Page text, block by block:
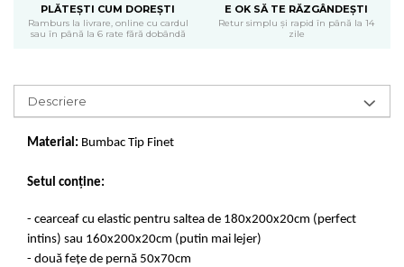
PLĂTEȘTI CUM DOREȘTI
Ramburs la livrare, online cu cardul
sau în până la 6 rate fără dobândă
E OK SĂ TE RĂZGÂNDEȘTI
Retur simplu și rapid în până la 14
zile
Descriere
Material: Bumbac Tip Finet
Setul conține:
- cearceaf cu elastic pentru saltea de 180x200x20cm (perfect
intins) sau 160x200x20cm (putin mai lejer)
- două fețe de pernă 50x70cm